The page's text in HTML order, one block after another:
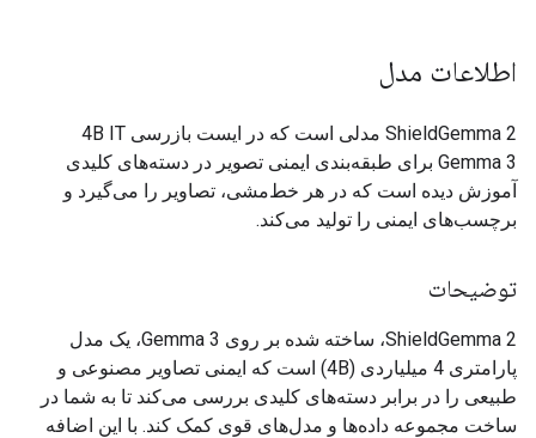
اطلاعات مدل
ShieldGemma 2 مدلی است که در ایست بازرسی 4B IT
Gemma 3 برای طبقه‌بندی ایمنی تصویر در دسته‌های کلیدی
آموزش دیده است که در هر خط‌مشی، تصاویر را می‌گیرد و
برچسب‌های ایمنی را تولید می‌کند.
توضیحات
ShieldGemma 2، ساخته شده بر روی Gemma 3، یک مدل
پارامتری 4 میلیاردی (4B) است که ایمنی تصاویر مصنوعی و
طبیعی را در برابر دسته‌های کلیدی بررسی می‌کند تا به شما در
ساخت مجموعه داده‌ها و مدل‌های قوی کمک کند. با این اضافه